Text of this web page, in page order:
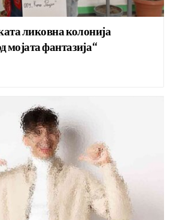
ликовна колонија
мојата фантазија“